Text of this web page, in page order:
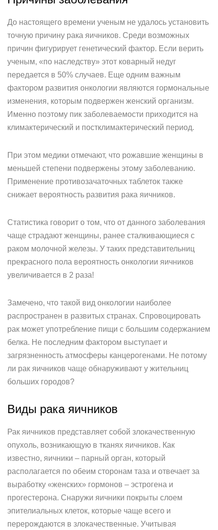
До настоящего времени ученым не удалось установить
точную причину рака яичников. Среди возможных
причин фигурирует генетический фактор. Если верить
ученым, «по наследству» этот коварный недуг
передается в 50% случаев. Еще одним важным
фактором развития онкологии являются гормональные
изменения, которым подвержен женский организм.
Именно поэтому пик заболеваемости приходится на
климактерический и постклимактерический период.
При этом медики отмечают, что рожавшие женщины в
меньшей степени подвержены этому заболеванию.
Применение противозачаточных таблеток также
снижает вероятность развития рака яичников.
Статистика говорит о том, что от данного заболевания
чаще страдают женщины, ранее сталкивающиеся с
раком молочной железы. У таких представительниц
прекрасного пола вероятность онкологии яичников
увеличивается в 2 раза!
Замечено, что такой вид онкологии наиболее
распространен в развитых странах. Спровоцировать
рак может употребление пищи с большим содержанием
белка. Не последним фактором выступает и
загрязненность атмосферы канцерогенами. Не потому
ли рак яичников чаще обнаруживают у жительниц
больших городов?
Виды рака яичников
Рак яичников представляет собой злокачественную
опухоль, возникающую в тканях яичников. Как
известно, яичники – парный орган, который
располагается по обеим сторонам таза и отвечает за
выработку «женских» гормонов – эстрогена и
прогестерона. Снаружи яичники покрыты слоем
эпителиальных клеток, которые чаще всего и
перерождаются в злокачественные. Учитывая